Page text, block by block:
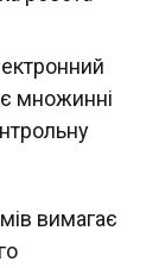
множинні
вимагає